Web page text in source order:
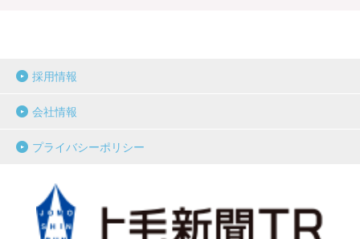
採用情報
会社情報
プライバシーポリシー